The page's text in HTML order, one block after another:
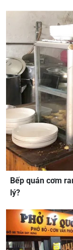
Bếp quán cơm
lý?